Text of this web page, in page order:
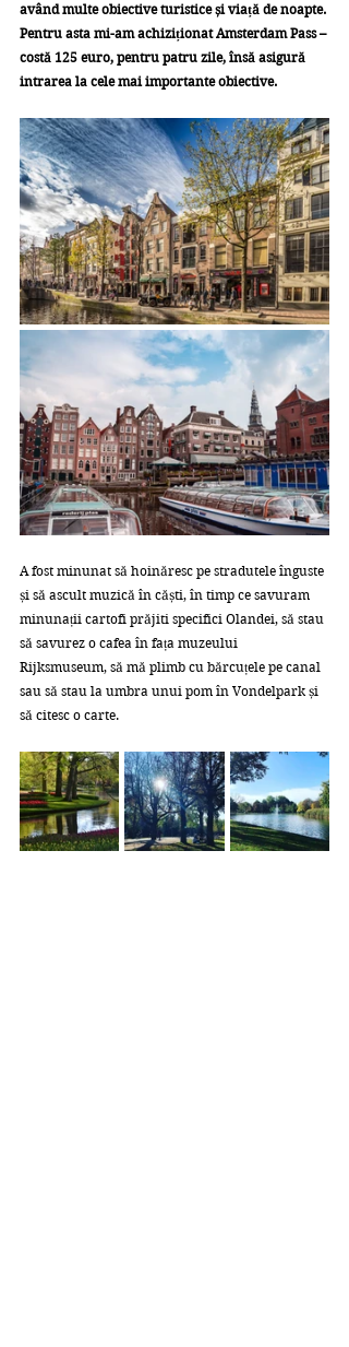
având multe obiective turistice și viață de noapte.
Pentru asta mi-am achiziționat Amsterdam Pass –
costă 125 euro, pentru patru zile, însă asigură
intrarea la cele mai importante obiective.
A fost minunat să hoinăresc pe stradutele înguste
și să ascult muzică în căști, în timp ce savuram
minunații cartofi prăjiti specifici Olandei, să stau
să savurez o cafea în fața muzeului
Rijksmuseum, să mă plimb cu bărcuțele pe canal
sau să stau la umbra unui pom în Vondelpark și
să citesc o carte.